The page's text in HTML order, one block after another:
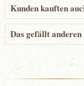
Kunden kauften
Das gefällt anderen